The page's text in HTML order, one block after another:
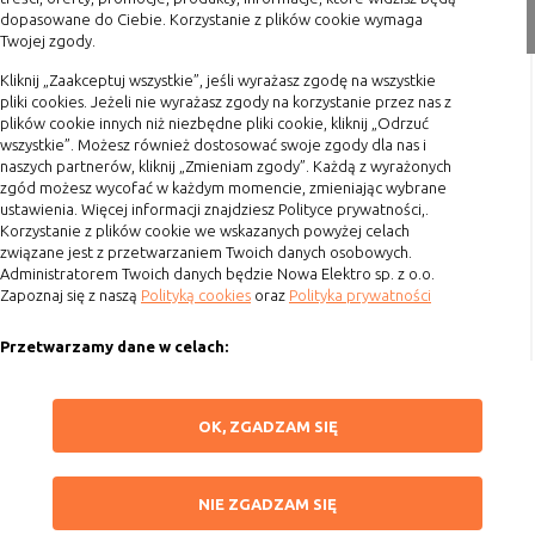
dopasowane do Ciebie. Korzystanie z plików cookie wymaga
Twojej zgody.
Kliknij „Zaakceptuj wszystkie”, jeśli wyrażasz zgodę na wszystkie
pliki cookies. Jeżeli nie wyrażasz zgody na korzystanie przez nas z
plików cookie innych niż niezbędne pliki cookie, kliknij „Odrzuć
wszystkie”. Możesz również dostosować swoje zgody dla nas i
naszych partnerów, kliknij „Zmieniam zgody”. Każdą z wyrażonych
zgód możesz wycofać w każdym momencie, zmieniając wybrane
ustawienia. Więcej informacji znajdziesz Polityce prywatności,.
Korzystanie z plików cookie we wskazanych powyżej celach
związane jest z przetwarzaniem Twoich danych osobowych.
Administratorem Twoich danych będzie Nowa Elektro sp. z o.o.
Zapoznaj się z naszą Polityką cookies oraz Polityka prywatności
Przetwarzamy dane w celach:
treści i reklam oraz ich pomiaru, tworzenia statystyk, poprawy
marketingowe lub prezentować je w serwisie.
OK, ZGADZAM SIĘ
NIE ZGADZAM SIĘ
NIE ZGADZAM SIĘ
nie powinna uniemożliwić zupełnego
serwisu, ich zablokowanie spowoduje, że
wybrane funkcje nie będą działać
prawidłowo.
Biznesowe
Umożliwiają realizację modelu
biznesowego w oparciu o który
udostępniona jest witryna, ich
zablokowanie nie spowoduje
niedostępności całości funkcjonalności
serwisu, ale może obniżyć poziom
możliwości realizacji przez właściciela
działanie serwisu. Do tej kategorii należą
np. cookies reklamowe.
B. Ze względu na czas przez jaki cookie będzie
Terminy realizacji
Koszty przesyłki
Dostawa
Reklamacje
Zwrot towaru
Kontakt
Szybki kontakt
Godziny otwarcia: Pon.-Pt. 8-16
sklep@elektrozysk.pl
Dołącz do nas